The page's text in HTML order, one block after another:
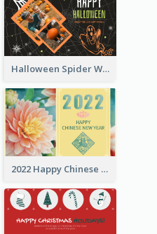
Halloween Spider Web Greeting Card
2022 Happy Chinese New Year Flower Photo Greeting Card